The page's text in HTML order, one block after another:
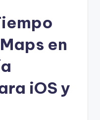
en
iOS y